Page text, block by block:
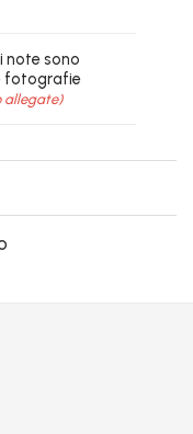
note sono
fotografie
allegate)